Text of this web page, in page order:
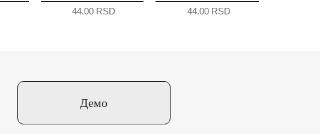
44.00 RSD 44.00 RSD
Демо